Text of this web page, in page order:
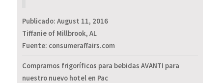
Publicado: August 11, 2016
Tiffanie of Millbrook, AL
Fuente: consumeraffairs.com
Compramos frigoríficos para bebidas AVANTI para
nuestro nuevo hotel en Pac